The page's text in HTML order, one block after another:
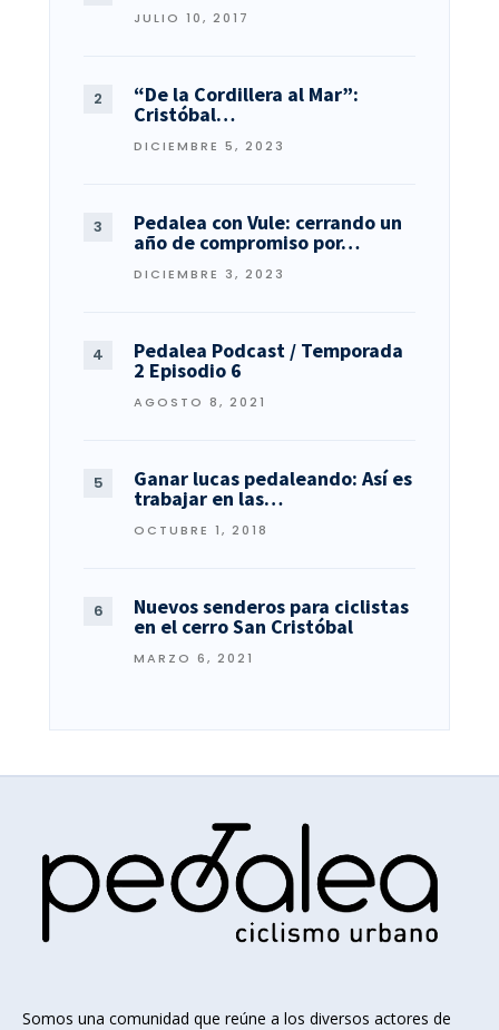
JULIO 10, 2017
“De la Cordillera al Mar”:
Cristóbal…
DICIEMBRE 5, 2023
Pedalea con Vule: cerrando un
año de compromiso por…
DICIEMBRE 3, 2023
Pedalea Podcast / Temporada
2 Episodio 6
AGOSTO 8, 2021
Ganar lucas pedaleando: Así es
trabajar en las…
OCTUBRE 1, 2018
Nuevos senderos para ciclistas
en el cerro San Cristóbal
MARZO 6, 2021
Somos una comunidad que reúne a los diversos actores de